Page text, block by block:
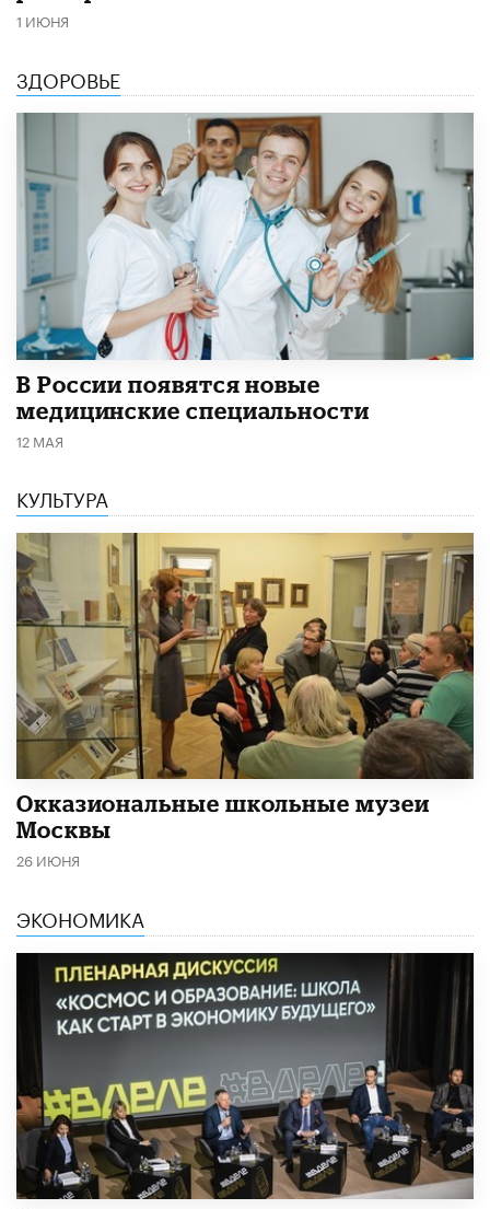
1 ИЮНЯ
ЗДОРОВЬЕ
В России появятся новые
медицинские специальности
12 МАЯ
КУЛЬТУРА
​Окказиональные школьные музеи
Москвы
26 ИЮНЯ
ЭКОНОМИКА